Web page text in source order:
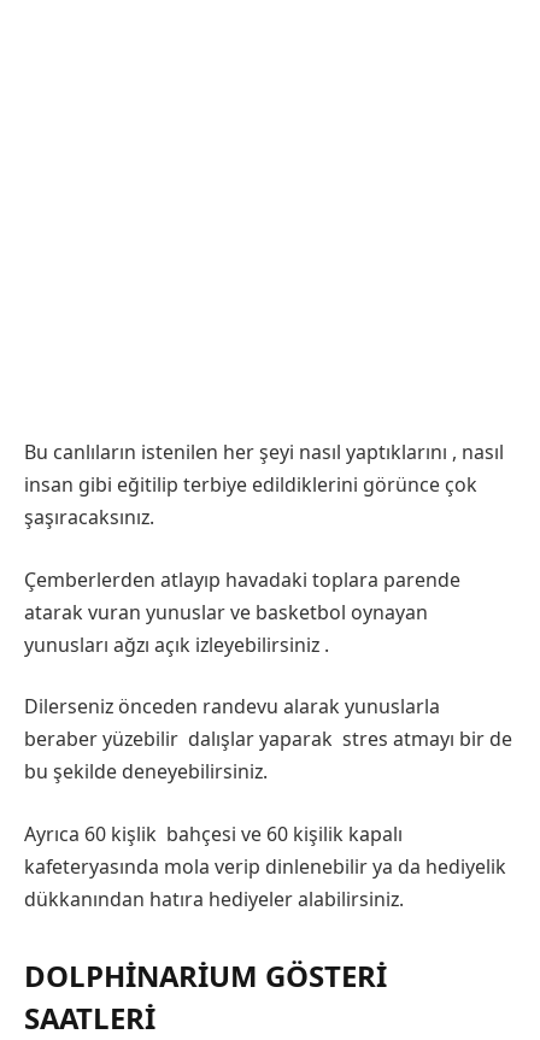
Bu canlıların istenilen her şeyi nasıl yaptıklarını , nasıl
insan gibi eğitilip terbiye edildiklerini görünce çok
şaşıracaksınız.
Çemberlerden atlayıp havadaki toplara parende
atarak vuran yunuslar ve basketbol oynayan
yunusları ağzı açık izleyebilirsiniz .
Dilerseniz önceden randevu alarak yunuslarla
beraber yüzebilir dalışlar yaparak stres atmayı bir de
bu şekilde deneyebilirsiniz.
Ayrıca 60 kişlik bahçesi ve 60 kişilik kapalı
kafeteryasında mola verip dinlenebilir ya da hediyelik
dükkanından hatıra hediyeler alabilirsiniz.
DOLPHINARIUM GÖSTERI
SAATLERI